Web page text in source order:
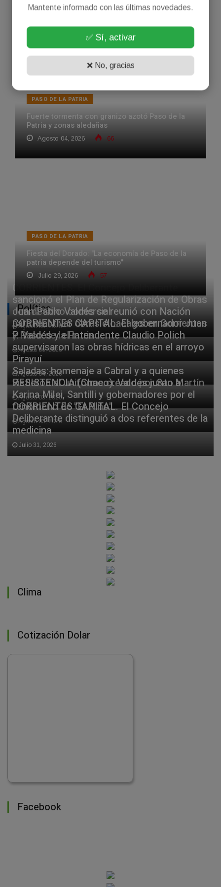
PASO DE LA PATRIA
Fuerte tormenta con granizo azotó Paso de la
Patria y zonas aledañas
Agosto 04, 2026 66
PASO DE LA PATRIA
Fiesta del Dorado: "La economía de Paso de la
patria depende del turismo"
Julio 29, 2026 57
Política
CORRIENTES. El Concejo Deliberante
sancionó el Plan de Regularización de Obras
con destino comercial
Agosto 06, 2026
Juan Pablo Valdés se reunió con Nación
para reactivar obras cloacales en Corrientes
y Paso de la Patria
Agosto 06, 2026
CORRIENTES CAPITAL. El gobernador Juan
P. Valdés y el intendente Claudio Polich
supervisaron las obras hídricas en el arroyo
Pirayuí
Agosto 04, 2026
Saladas: homenaje a Cabral y a quienes
vistieron el uniforme creado por San Martín
Agosto 03, 2026
RESISTENCIA (Chaco). Valdés junto a
Karina Milei, Santilli y gobernadores por el
fenómeno de "El Niño"
Agosto 03, 2026
CORRIENTES CAPITAL. El Concejo
Deliberante distinguió a dos referentes de la
medicina
Julio 31, 2026
Clima
Cotización Dolar
Facebook
Mantente informado con las últimas novedades.
✅ Sí, activar
❌ No, gracias